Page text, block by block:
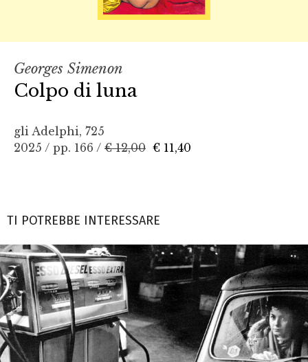
Georges Simenon
Colpo di luna
gli Adelphi, 725
2025 / pp. 166 / € 12,00 € 11,40
TI POTREBBE INTERESSARE